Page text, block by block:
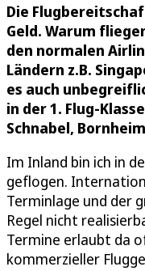
Die
Geld. Warum
den normalen
Ländern z.B.
es auch
in der 1. Flug-
Schnabel,
Im Inland bin ich in
geflogen.
Terminlage und der
Regel nicht
Termine erlaubt da
kommerzieller